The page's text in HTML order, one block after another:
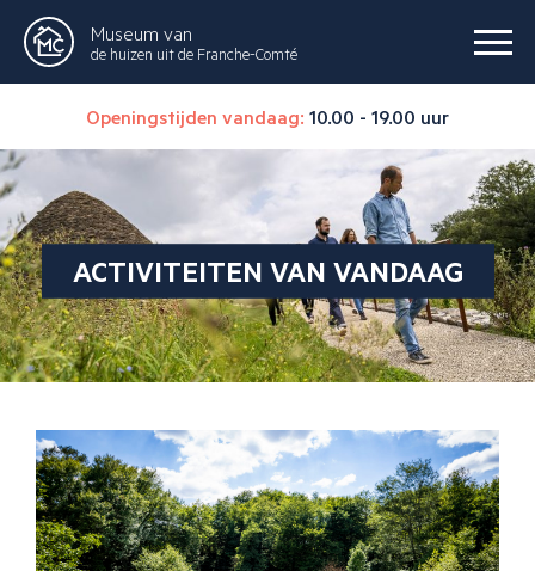
Museum van
de huizen uit de Franche-Comté
Openingstijden vandaag: 10.00 - 19.00 uur
ACTIVITEITEN VAN VANDAAG